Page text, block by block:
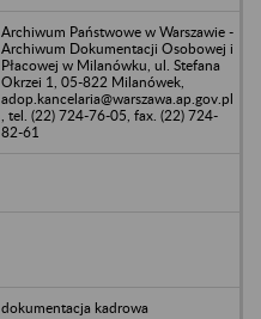
Archiwum Państwowe w Warszawie -
Archiwum Dokumentacji Osobowej i
Płacowej w Milanówku, ul. Stefana
Okrzei 1, 05-822 Milanówek,
adop.kancelaria@warszawa.ap.gov.pl
, tel. (22) 724-76-05, fax. (22) 724-
82-61
dokumentacja kadrowa